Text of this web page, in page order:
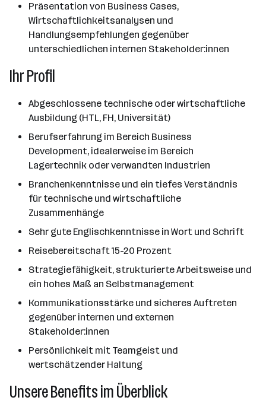
Präsentation von Business Cases,
Wirtschaftlichkeitsanalysen und
Handlungsempfehlungen gegenüber
unterschiedlichen internen Stakeholder:innen
Ihr Profil
Abgeschlossene technische oder wirtschaftliche
Ausbildung (HTL, FH, Universität)
Berufserfahrung im Bereich Business
Development, idealerweise im Bereich
Lagertechnik oder verwandten Industrien
Branchenkenntnisse und ein tiefes Verständnis
für technische und wirtschaftliche
Zusammenhänge
Sehr gute Englischkenntnisse in Wort und Schrift
Reisebereitschaft 15-20 Prozent
Strategiefähigkeit, strukturierte Arbeitsweise und
ein hohes Maß an Selbstmanagement
Kommunikationsstärke und sicheres Auftreten
gegenüber internen und externen
Stakeholder:innen
Persönlichkeit mit Teamgeist und
wertschätzender Haltung
Unsere Benefits im Überblick